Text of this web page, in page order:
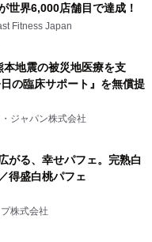
世界6,000店舗目で達成！
Fitness Japan
本地震の被災地医療を支
の臨床サポート』を無償提
ジャパン株式会社
がる、幸せパフェ。完熟白
得盛白桃パフェ
株式会社